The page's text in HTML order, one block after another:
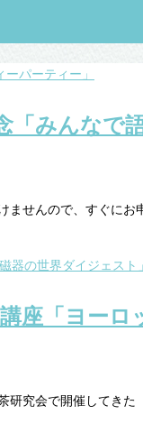
みんなで
ませんので、すぐにお
「ヨーロ
研究会で開催してきた